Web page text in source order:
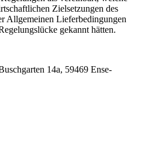
Zielsetzungen des
Allgemeinen Lieferbedingungen
gekannt hätten.
14a, 59469 Ense-